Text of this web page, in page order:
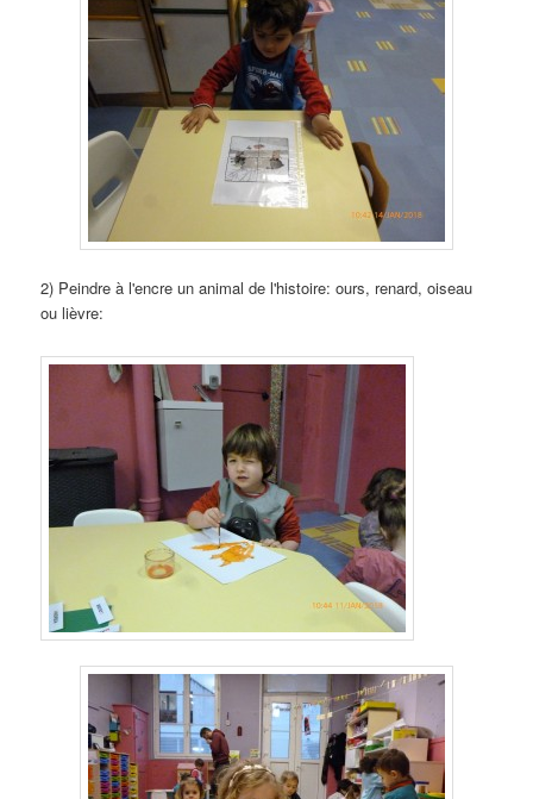
2) Peindre à l'encre un animal de l'histoire: ours, renard, oiseau
ou lièvre: